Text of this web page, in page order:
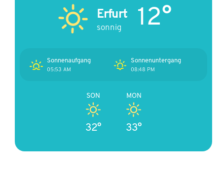
Erfurt
sonnig 12°
Sonnenaufgang
05:53 AM
Sonnenuntergang
08:48 PM
SON
32°
MON
33°